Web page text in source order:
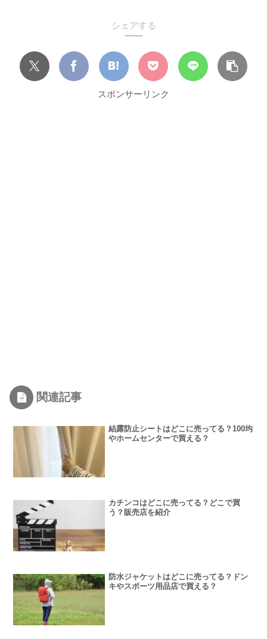
シェアする
スポンサーリンク
関連記事
結露防止シートはどこに売ってる？100均
やホームセンターで買える？
カチンコはどこに売ってる？どこで買
う？販売店を紹介
防水ジャケットはどこに売ってる？ドン
キやスポーツ用品店で買える？